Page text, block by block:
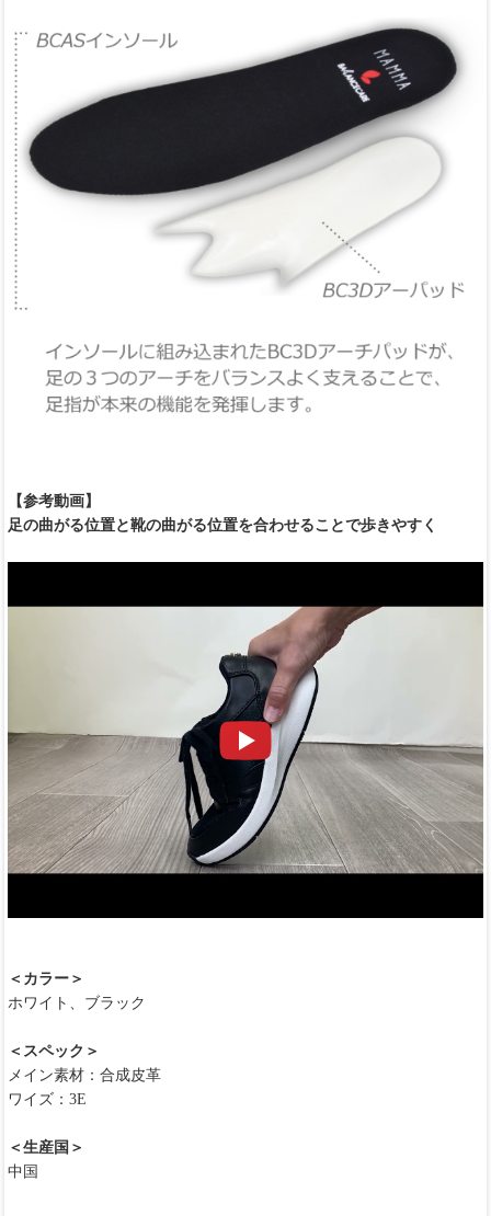
【参考動画】
足の曲がる位置と靴の曲がる位置を合わせることで歩きやすく
＜カラー＞
ホワイト、ブラック
＜スペック＞
メイン素材：合成皮革
ワイズ：3E
＜生産国＞
中国